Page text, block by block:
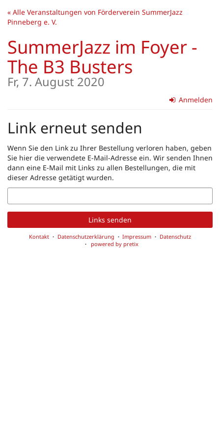
Zum
Haupt-
springen
« Alle Veranstaltungen von Förderverein SummerJazz
Pinneberg e. V.
SummerJazz im Foyer -
The B3 Busters
Fr, 7. August 2020
Anmelden
Link erneut senden
Wenn Sie den Link zu Ihrer Bestellung verloren haben, geben
Sie hier die verwendete E-Mail-Adresse ein. Wir senden Ihnen
dann eine E-Mail mit Links zu allen Bestellungen, die mit
dieser Adresse getätigt wurden.
E-
Mail
Links senden
Kontakt Datenschutzerklärung Impressum
Datenschutz
powered by pretix